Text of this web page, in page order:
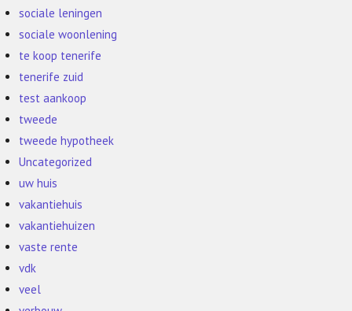
sociale leningen
sociale woonlening
te koop tenerife
tenerife zuid
test aankoop
tweede
tweede hypotheek
Uncategorized
uw huis
vakantiehuis
vakantiehuizen
vaste rente
vdk
veel